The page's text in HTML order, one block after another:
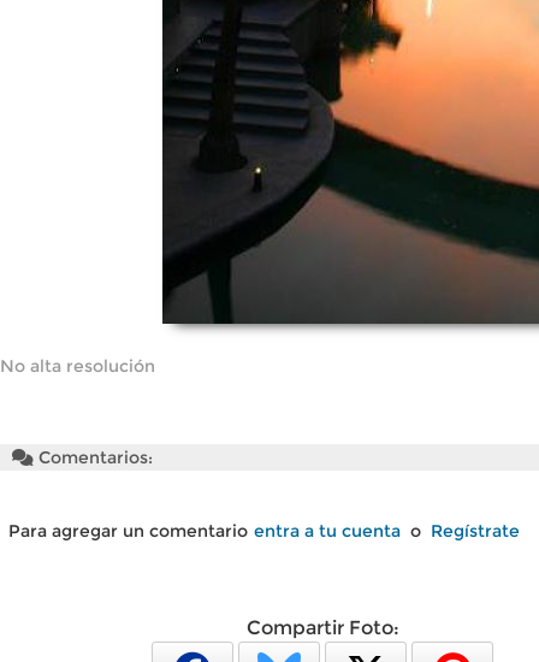
No alta resolución
Comentarios:
Para agregar un comentario entra a tu cuenta o Regístrate
Compartir Foto: